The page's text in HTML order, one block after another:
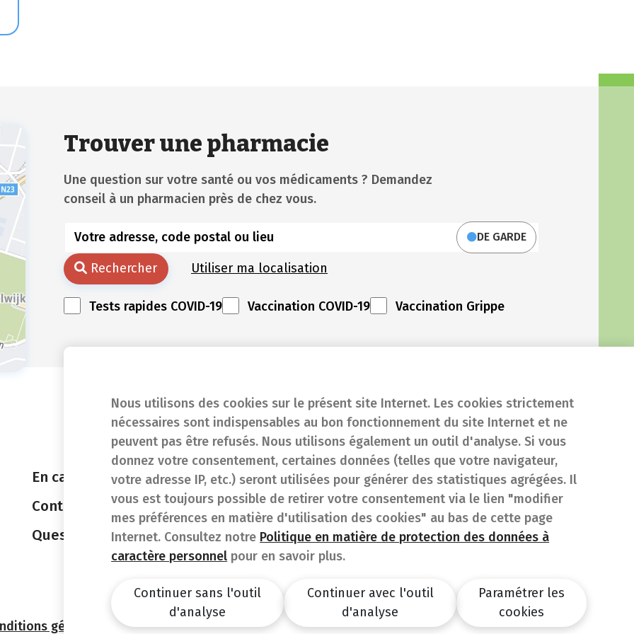
Nous utilisons des cookies sur le présent site Internet. Les cookies strictement
nécessaires sont indispensables au bon fonctionnement du site Internet et ne
peuvent pas être refusés. Nous utilisons également un outil d'analyse. Si vous
donnez votre consentement, certaines données (telles que votre navigateur,
votre adresse IP, etc.) seront utilisées pour générer des statistiques agrégées. Il
vous est toujours possible de retirer votre consentement via le lien "modifier
mes préférences en matière d'utilisation des cookies" au bas de cette page
Internet. Consultez notre Politique en matière de protection des données à
caractère personnel pour en savoir plus.
Continuer sans l'outil
d'analyse
Continuer avec l'outil
d'analyse
Paramétrer les
cookies
Trouver une pharmacie
Une question sur votre santé ou vos médicaments ? Demandez
conseil à un pharmacien près de chez vous.
DE GARDE
Rechercher Utiliser ma localisation
Tests rapides COVID-19 Vaccination COVID-19 Vaccination Grippe
En cas d'urgence
Contact
Questions fréquentes (FAQ)
générales design by